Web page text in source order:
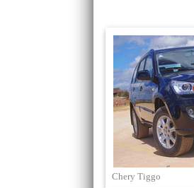
Chery Tiggo